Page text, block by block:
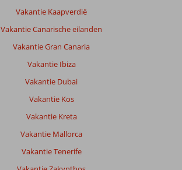
Vakantie Kaapverdië
Vakantie Canarische eilanden
Vakantie Gran Canaria
Vakantie Ibiza
Vakantie Dubai
Vakantie Kos
Vakantie Kreta
Vakantie Mallorca
Vakantie Tenerife